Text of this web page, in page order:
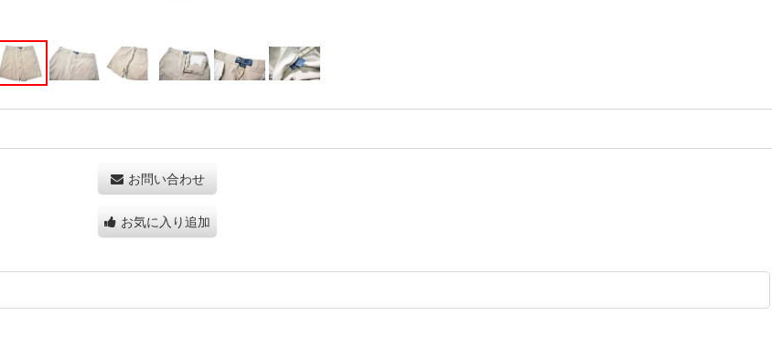
お問い合わせ
お気に入り追加